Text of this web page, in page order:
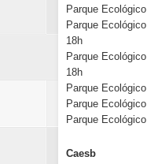
Parque
Parque
18h
Parque
18h
Parque
Parque
Parque
Caesb